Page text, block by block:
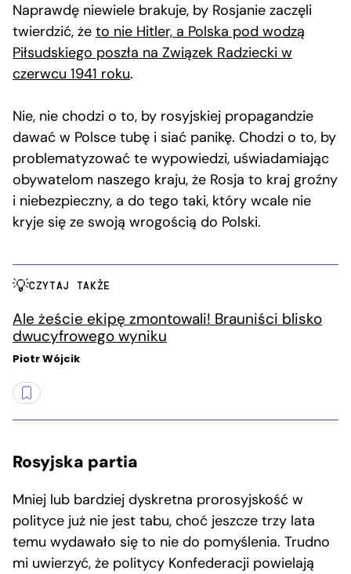
Naprawdę niewiele brakuje, by Rosjanie zaczęli
twierdzić, że to nie Hitler, a Polska pod wodzą
Piłsudskiego poszła na Związek Radziecki w
czerwcu 1941 roku.
Nie, nie chodzi o to, by rosyjskiej propagandzie
dawać w Polsce tubę i siać panikę. Chodzi o to, by
problematyzować te wypowiedzi, uświadamiając
obywatelom naszego kraju, że Rosja to kraj groźny
i niebezpieczny, a do tego taki, który wcale nie
kryje się ze swoją wrogością do Polski.
CZYTAJ TAKŻE
Ale żeście ekipę zmontowali! Brauniści blisko
dwucyfrowego wyniku
Piotr Wójcik
Rosyjska partia
Mniej lub bardziej dyskretna prorosyjskość w
polityce już nie jest tabu, choć jeszcze trzy lata
temu wydawało się to nie do pomyślenia. Trudno
mi uwierzyć, że politycy Konfederacji powielają